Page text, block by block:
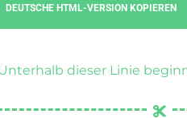
DEUTSCHE HTML-VERSION KOPIEREN
dieser Linie